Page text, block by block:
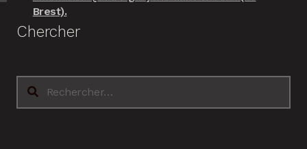
Brest).
Chercher
Rechercher :